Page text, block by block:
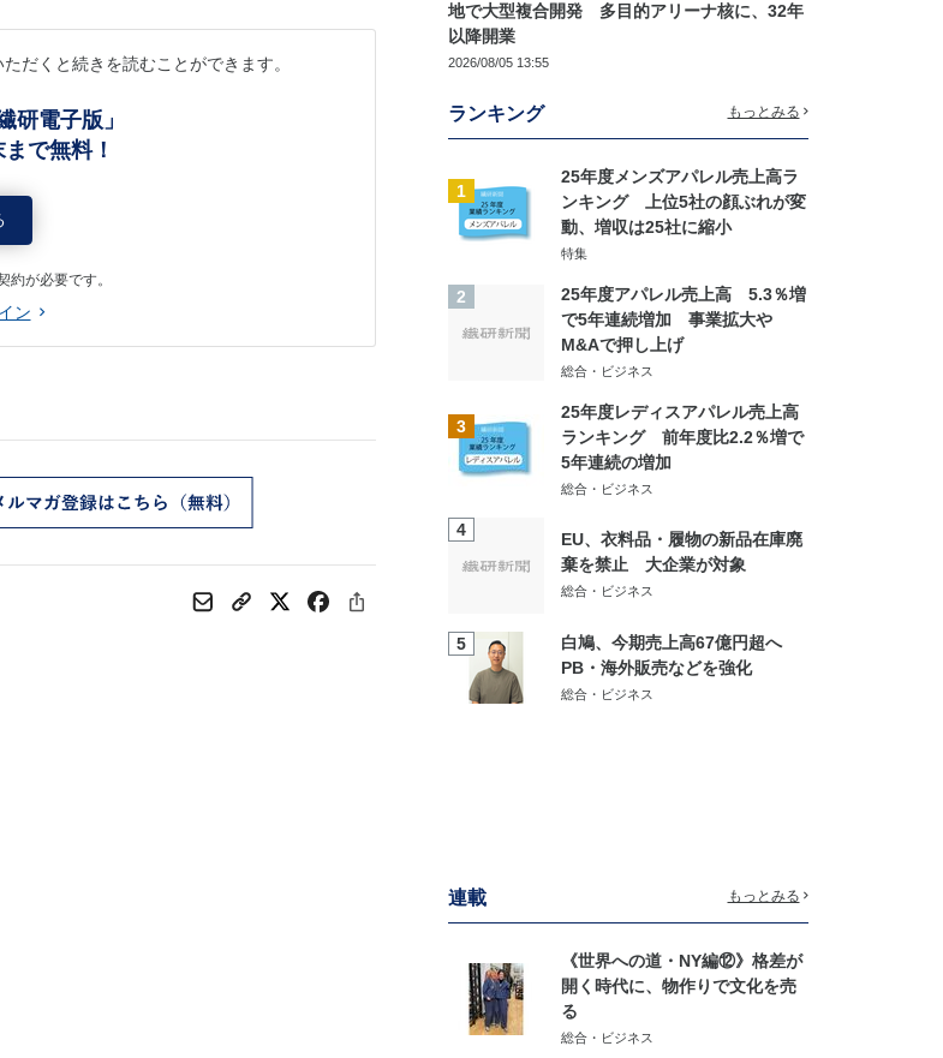
だくと続きを読むことができます。
研電子版」
で無料！
が必要です。
ン
地で大型複合開発 多目的アリーナ核に、32年
以降開業
2026/08/05 13:55
ランキング もっとみる
1
25年度メンズアパレル売上高ラ
ンキング 上位5社の顔ぶれが変
動、増収は25社に縮小
特集
2
25年度アパレル売上高 5.3％増
で5年連続増加 事業拡大や
M&Aで押し上げ
総合・ビジネス
3
25年度レディスアパレル売上高
ランキング 前年度比2.2％増で
5年連続の増加
総合・ビジネス
4
EU、衣料品・履物の新品在庫廃
棄を禁止 大企業が対象
総合・ビジネス
5
白鳩、今期売上高67億円超へ
PB・海外販売などを強化
総合・ビジネス
連載 もっとみる
《世界への道・NY編⑫》格差が
開く時代に、物作りで文化を売
る
総合・ビジネス